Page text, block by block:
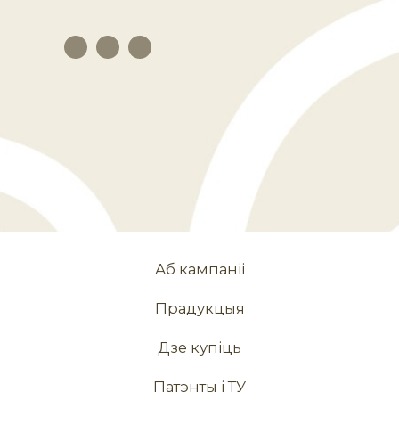
Аб кампаніі
Прадукцыя
Дзе купіць
Патэнты і ТУ